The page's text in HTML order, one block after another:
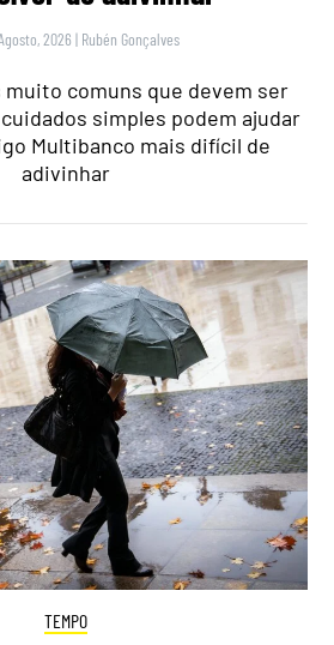
2026 | Rubén Gonçalves
muito comuns que devem ser
simples podem ajudar
Multibanco mais difícil de
adivinhar
TEMPO